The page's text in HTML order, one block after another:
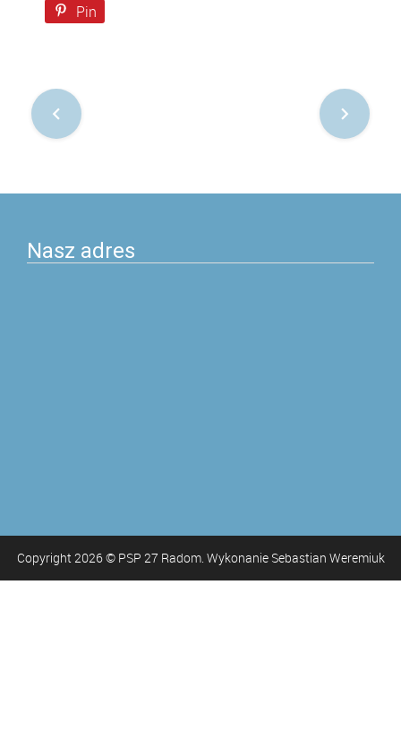
Pin
Nawigacja
postach
Nasz adres
Copyright2026© PSP 27 Radom. Wykonanie Sebastian Weremiuk